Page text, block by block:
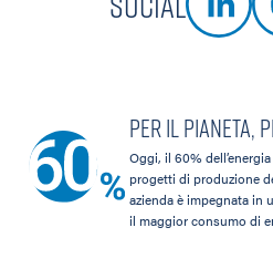
Per il pianeta,
Oggi, il 60%
progetti di produzione
azienda è impegnata in
il maggior consumo di